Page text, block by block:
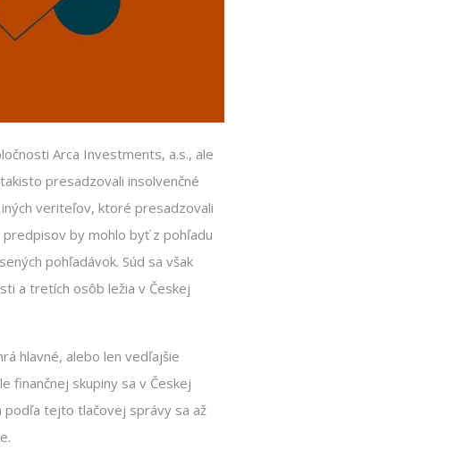
Arca Investments, a.s., ale
presadzovali insolvenčné
veriteľov, ktoré presadzovali
predpisov by mohlo byť z pohľadu
pohľadávok. Súd sa však
a tretích osôb ležia v Českej
hlavné, alebo len vedľajšie
finančnej skupiny sa v Českej
podľa tejto tlačovej správy sa až